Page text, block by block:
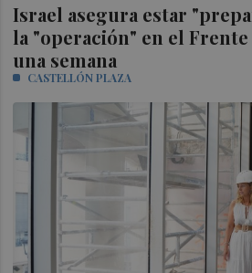
Israel asegura estar
la "operación" en el Frente
una semana
CASTELLÓN PLAZA